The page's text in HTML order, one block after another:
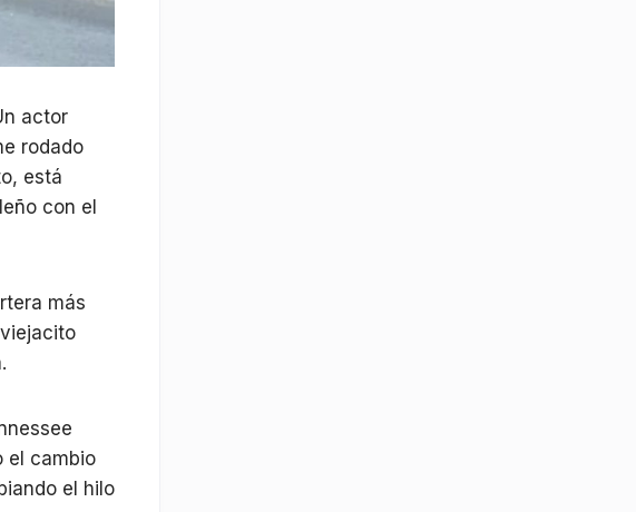
actor
rodado
está
con el
más
el cambio
el hilo